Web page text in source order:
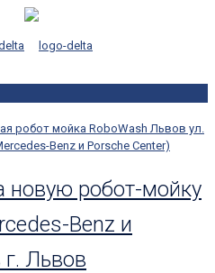
новую робот-мойку
Benz и
Львов